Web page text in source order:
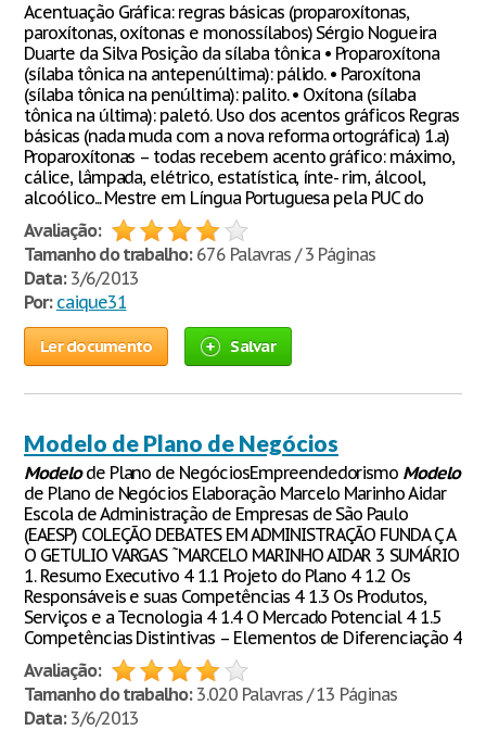
Acentuação Gráfica: regras básicas (proparoxítonas,
paroxítonas, oxítonas e monossílabos) Sérgio Nogueira
Duarte da Silva Posição da sílaba tônica • Proparoxítona
(sílaba tônica na antepenúltima): pálido. • Paroxítona
(sílaba tônica na penúltima): palito. • Oxítona (sílaba
tônica na última): paletó. Uso dos acentos gráficos Regras
básicas (nada muda com a nova reforma ortográfica) 1.a)
Proparoxítonas – todas recebem acento gráfico: máximo,
cálice, lâmpada, elétrico, estatística, ínte- rim, álcool,
alcoólico... Mestre em Língua Portuguesa pela PUC do
Avaliação:
Tamanho do trabalho:676 Palavras / 3 Páginas
Data:3/6/2013
Por: caique31
Ler documento Salvar
Modelo de Plano de Negócios
Modelode Plano de NegóciosEmpreendedorismo Modelo
de Plano de Negócios Elaboração Marcelo Marinho Aidar
Escola de Administração de Empresas de São Paulo
(EAESP) COLEÇÃO DEBATES EM ADMINISTRAÇÃO FUNDA Ç A
O GETULIO VARGAS ˜MARCELO MARINHO AIDAR 3 SUMÁRIO
1. Resumo Executivo 4 1.1 Projeto do Plano 4 1.2 Os
Responsáveis e suas Competências 4 1.3 Os Produtos,
Serviços e a Tecnologia 4 1.4 O Mercado Potencial 4 1.5
Competências Distintivas – Elementos de Diferenciação 4
Avaliação:
Tamanho do trabalho:3.020 Palavras / 13 Páginas
Data:3/6/2013